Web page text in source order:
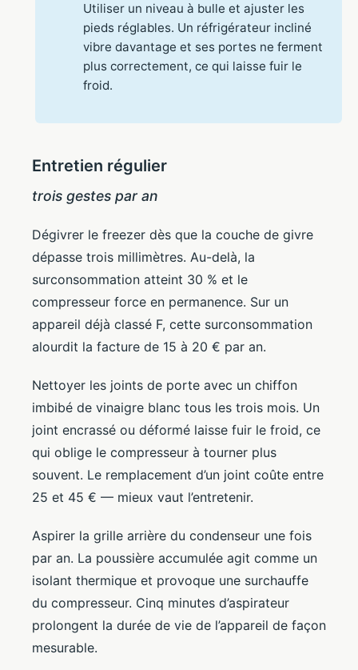
Utiliser un niveau à bulle et ajuster les
pieds réglables. Un réfrigérateur incliné
vibre davantage et ses portes ne ferment
plus correctement, ce qui laisse fuir le
froid.
Entretien régulier
trois gestes par an
Dégivrer le freezer dès que la couche de givre
dépasse trois millimètres. Au-delà, la
surconsommation atteint 30 % et le
compresseur force en permanence. Sur un
appareil déjà classé F, cette surconsommation
alourdit la facture de 15 à 20 € par an.
Nettoyer les joints de porte avec un chiffon
imbibé de vinaigre blanc tous les trois mois. Un
joint encrassé ou déformé laisse fuir le froid, ce
qui oblige le compresseur à tourner plus
souvent. Le remplacement d’un joint coûte entre
25 et 45 € — mieux vaut l’entretenir.
Aspirer la grille arrière du condenseur une fois
par an. La poussière accumulée agit comme un
isolant thermique et provoque une surchauffe
du compresseur. Cinq minutes d’aspirateur
prolongent la durée de vie de l’appareil de façon
mesurable.